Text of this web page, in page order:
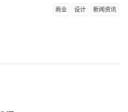
商业 设计 新闻资讯